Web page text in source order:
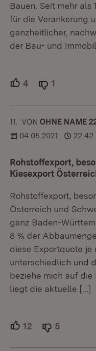
Bauen. Seit mehr als
für die Verankerung
ganzheitlicher,
der Bau- und
4 Unterstützer.
1
11. KOMMENTAR
VON :OHNE NAME
04.05.2021
22:42
Rohstoffexport,
Kiesexport
Rohstoffexport,
Österreich und
ganz Baden-
8 % der
diese Exportquote je
unterschiedlich und
beziehe mich auf die
liegt die aktuelle […]
12 Unterstützer.
5